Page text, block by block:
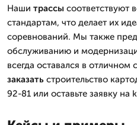
Наши трассы соответствуют
стандартам, что делает их
соревнований. Мы также
обслуживанию и
всегда оставался в отличном
заказать строительство
92-81 или оставьте заявку